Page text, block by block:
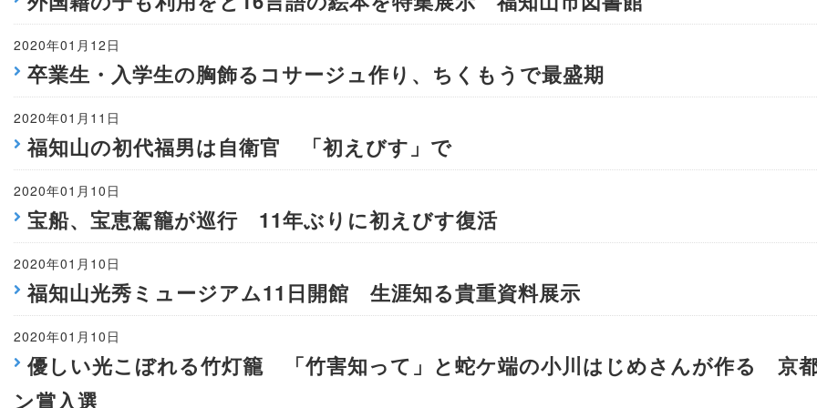
2020年01月12日
卒業生・入学生の胸飾るコサージュ作り、ちくもうで最盛期
2020年01月11日
福知山の初代福男は自衛官 「初えびす」で
2020年01月10日
宝船、宝恵駕籠が巡行 11年ぶりに初えびす復活
2020年01月10日
福知山光秀ミュージアム11日開館 生涯知る貴重資料展示
2020年01月10日
優しい光こぼれる竹灯籠 「竹害知って」と蛇ケ端の小川はじめさんが作る 京
ン賞入選